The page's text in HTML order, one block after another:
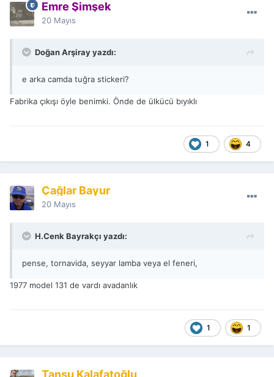
Emre Şimşek
20 Mayıs
Doğan Arşiray yazdı:
e arka camda tuğra stickeri?
Fabrika çıkışı öyle benimki. Önde de ülkücü bıyıklı
1 4
Çağlar Bayur
20 Mayıs
H.Cenk Bayrakçı yazdı:
pense, tornavida, seyyar lamba veya el feneri,
1977 model 131 de vardı avadanlık
1 1